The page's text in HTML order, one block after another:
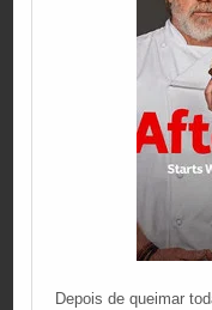
Depois de queimar